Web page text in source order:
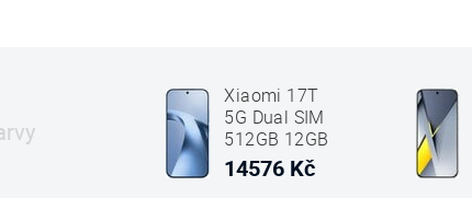
Xiaomi 17T
5G Dual SIM
512GB 12GB
RAM Modrá
14576 Kč